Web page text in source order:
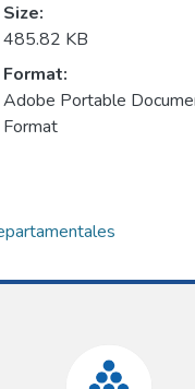
Size:
485.82 KB
Format:
Adobe Portable
Format